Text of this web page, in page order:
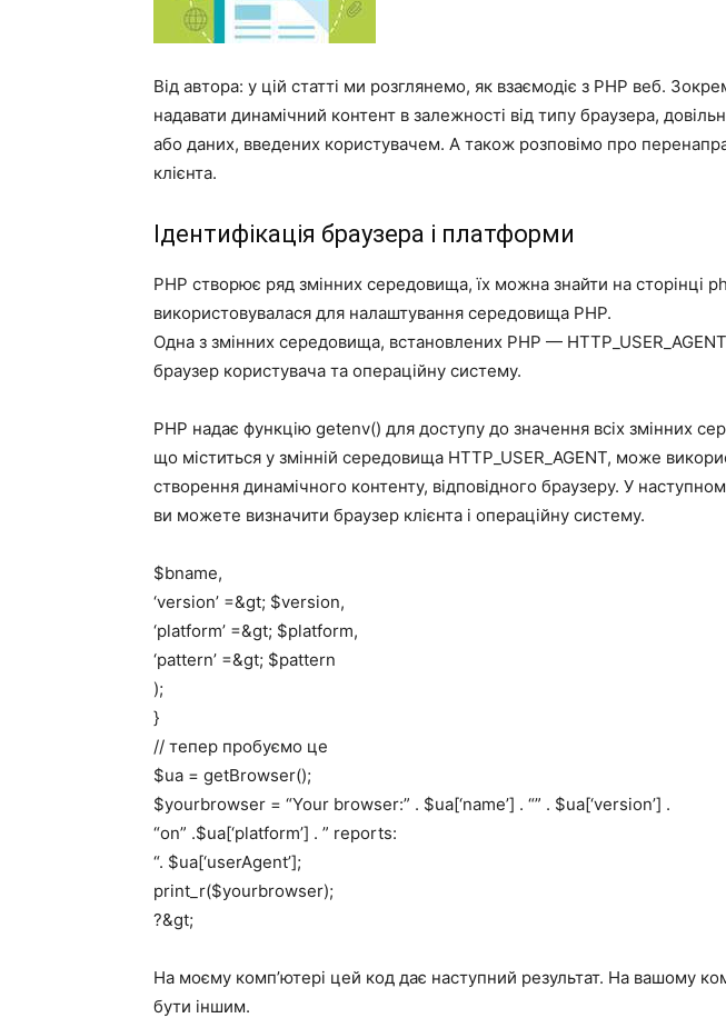
Від автора: у цій статті ми розглянемо, як взаємодіє з PHP веб.
надавати динамічний контент в залежності від типу браузера,
або даних, введених користувачем. А також розповімо про
клієнта.
Ідентифікація браузера і платформи
PHP створює ряд змінних середовища, їх можна знайти на сторінці
використовувалася для налаштування середовища PHP.
Одна з змінних середовища, встановлених PHP —
браузер користувача та операційну систему.
PHP надає функцію getenv() для доступу до значення всіх змінних
що міститься у змінній середовища HTTP_USER_AGENT, може
створення динамічного контенту, відповідного браузеру. У
ви можете визначити браузер клієнта і операційну систему.
$bname,
‘version’ =&gt; $version,
‘platform’ =&gt; $platform,
‘pattern’ =&gt; $pattern
);
}
// тепер пробуємо це
$ua = getBrowser();
$yourbrowser = “Your browser:” . $ua[‘name’] . “” . $ua[‘version’] .
“on” .$ua[‘platform’] . ” reports:
“. $ua[‘userAgent’];
print_r($yourbrowser);
?&gt;
На моєму комп’ютері цей код дає наступний результат. На вашому
бути іншим.